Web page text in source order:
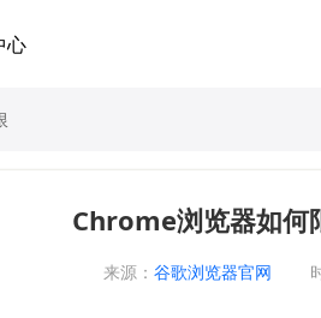
心
Chrome浏览器如何
来源： 谷歌浏览器官网